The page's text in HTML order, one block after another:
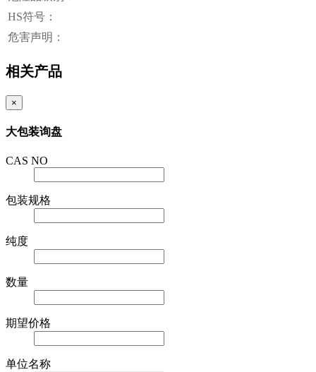
HS符号：
危害声明：
相关产品
×
大包装询盘
CAS NO
包装规格
纯度
数量
期望价格
单位名称